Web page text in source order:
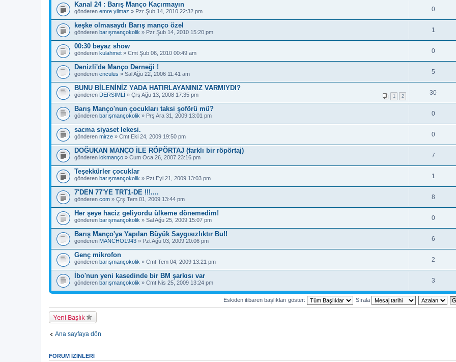
Kanal 24 : Barış Manço Kaçırmayın
gönderen emre yilmaz » Pzr Şub 14, 2010 22:32 pm 0
keşke olmasaydı Barış manço özel
gönderen barışmançokolik » Pzr Şub 14, 2010 15:20 pm 1
00:30 beyaz show
gönderen kulahmet » Cmt Şub 06, 2010 00:49 am 0
Denizli'de Manço Derneği !
gönderen enculus » Sal Ağu 22, 2006 11:41 am 5
BUNU BİLENİNİZ YADA HATIRLAYANINIZ VARMIYDI?
1 2
gönderen DERSİMLİ » Çrş Ağu 13, 2008 17:35 pm 30
Barış Manço'nun çocukları taksi şoförü mü?
gönderen barışmançokolik » Prş Ara 31, 2009 13:01 pm 0
sacma siyaset lekesi.
gönderen mirze » Cmt Eki 24, 2009 19:50 pm 0
DOĞUKAN MANÇO İLE RÖPÖRTAJ (farklı bir röpörtaj)
gönderen lokmanço » Cum Oca 26, 2007 23:16 pm 7
Teşekkürler çocuklar
gönderen barışmançokolik » Pzt Eyl 21, 2009 13:03 pm 1
7'DEN 77'YE TRT1-DE !!!....
gönderen com » Çrş Tem 01, 2009 13:44 pm 8
Her şeye haciz geliyordu ülkeme dönemedim!
gönderen barışmançokolik » Sal Ağu 25, 2009 15:07 pm 0
Barış Manço'ya Yapılan Büyük Saygısızlıktır Bu!!
gönderen MANCHO1943 » Pzt Ağu 03, 2009 20:06 pm 6
Genç mikrofon
gönderen barışmançokolik » Cmt Tem 04, 2009 13:21 pm 2
İbo'nun yeni kasedinde bir BM şarkısı var
gönderen barışmançokolik » Cmt Nis 25, 2009 13:24 pm 3
Eskiden itibaren başlıkları göster: Sırala
Yeni Başlık
Ana sayfaya dön
FORUM IZINLERI